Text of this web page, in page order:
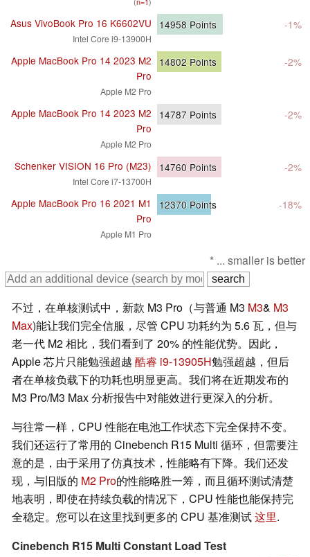
Asus VivoBook Pro 16 K6602VU
Intel Core i9-13900H
14958 Points -1%
Apple MacBook Pro 14 2023 M2
Pro
Apple M2 Pro
14802 Points -2%
Apple MacBook Pro 14 2023 M2
Pro
Apple M2 Pro
14787 Points -2%
Schenker VISION 16 Pro (M23)
Intel Core i7-13700H
14760 Points -2%
Apple MacBook Pro 16 2021 M1
Pro
Apple M1 Pro
12370 Points -18%
* ... smaller is better
不过，在单核测试中，新款 M3 Pro（与普通 M3 M3& M3
Max)能让我们完全信服，尽管 CPU 功耗约为 5.6 瓦，但与
老一代 M2 相比，我们看到了 20% 的性能优势。因此，
Apple 芯片只能勉强超越 酷睿 i9-13905H勉强超越，但后
者在单核负载下的功耗也明显更高。我们将在近期发布的
M3 Pro/M3 Max 分析报告中对能效进行更深入的分析。
与往常一样，CPU 性能在电池工作状态下完全保持不变。
我们还运行了常用的 Cinebench R15 Multi 循环，但需要注
意的是，由于采用了仿真技术，性能略有下降。我们还发
现，与旧版的 M2 Pro的性能略胜一筹，而且循环测试清楚
地表明，即使在持续负载的情况下，CPU 性能也能保持完
全稳定。您可以在这里找到更多的 CPU 基准测试这里.
Cinebench R15 Multi Constant Load Test